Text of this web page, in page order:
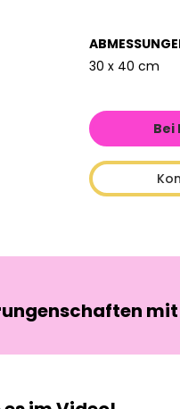
30 x 40 cm
Bei
mit